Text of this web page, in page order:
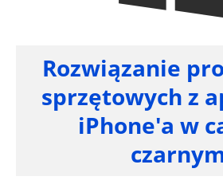
Rozwiązanie
sprzętowych z
iPhone'a w